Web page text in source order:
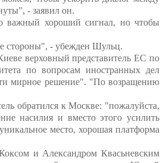
- заявил он.
важный хороший сигнал, но чтобы
стороны", - убежден Шульц.
верховный представитель ЕС по
по вопросам иностранных дел
мирное решение". "По возращению
обратился к Москве: "пожалуйста,
насилия и вместо этого усилить
место, хорошая платформа
и Александром Квасьневским